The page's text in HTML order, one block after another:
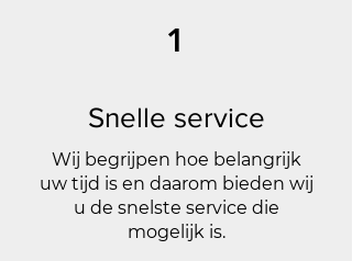
1
Snelle service
Wij begrijpen hoe belangrijk
uw tijd is en daarom bieden wij
u de snelste service die
mogelijk is.